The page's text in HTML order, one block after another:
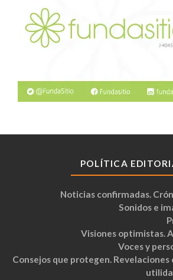
POLÍTICA
Noticias confirmadas.
Sonidos e
Visiones optimistas.
Voces y
Consejos que protegen. Revelaciones